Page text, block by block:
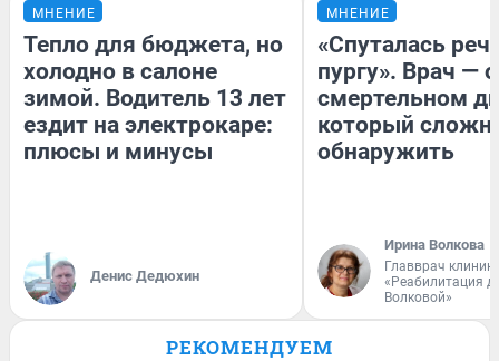
МНЕНИЕ
Тепло для бюджета, но
холодно в салоне
зимой. Водитель 13 лет
ездит на электрокаре:
плюсы и минусы
Денис Дедюхин
МНЕНИЕ
«Спуталась
пургу». Врач — о
смертельном
который
обнаружить
Ирина Волкова
Главврач
«Реабилитация
Волковой»
РЕКОМЕНДУЕМ